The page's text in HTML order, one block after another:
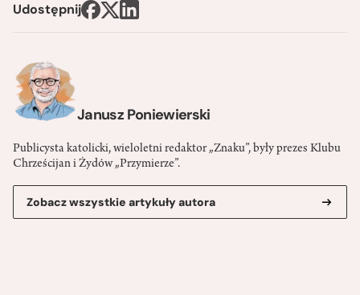
Janusz Poniewierski
Publicysta katolicki, wieloletni redaktor „Znaku”, były prezes Klubu
Chrześcijan i Żydów „Przymierze”.
Zobacz wszystkie artykuły autora
Udostępnij